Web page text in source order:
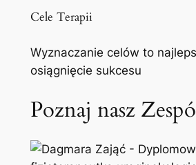
Cele Terapii
Wyznaczanie celów to
osiągnięcie sukcesu
Poznaj nasz